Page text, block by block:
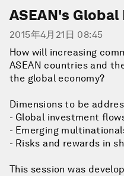
ASEAN's
2015年4月21日 08:45
How will increasing
ASEAN countries and
the global economy?
Dimensions to be
- Global investment
- Emerging
- Risks and rewards in
This session was